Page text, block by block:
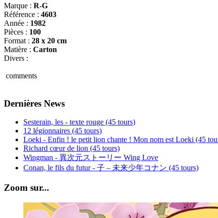
Marque : R-G
Référence : 4603
Année : 1982
Pièces : 100
Format : 28 x 20 cm
Matière : Carton
Divers :
comments
Dernières News
Sesterain, les - texte rouge (45 tours)
12 légionnaires (45 tours)
Loeki - Enfin ! le petit lion chante ! Mon nom est Loeki (45
Richard cœur de lion (45 tours)
Wingman - 異次元ストーリー Wing Love
Conan, le fils du futur - 子 – 未来少年コナン (45 tours)
Zoom sur...